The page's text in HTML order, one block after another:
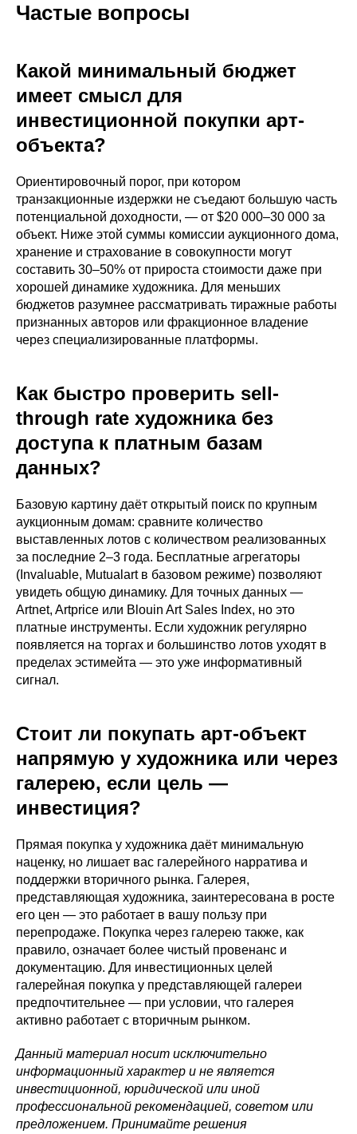
Частые вопросы
Какой минимальный бюджет
имеет смысл для
инвестиционной покупки арт-
объекта?
Ориентировочный порог, при котором
транзакционные издержки не съедают большую часть
потенциальной доходности, — от $20 000–30 000 за
объект. Ниже этой суммы комиссии аукционного дома,
хранение и страхование в совокупности могут
составить 30–50% от прироста стоимости даже при
хорошей динамике художника. Для меньших
бюджетов разумнее рассматривать тиражные работы
признанных авторов или фракционное владение
через специализированные платформы.
Как быстро проверить sell-
through rate художника без
доступа к платным базам
данных?
Базовую картину даёт открытый поиск по крупным
аукционным домам: сравните количество
выставленных лотов с количеством реализованных
за последние 2–3 года. Бесплатные агрегаторы
(Invaluable, Mutualart в базовом режиме) позволяют
увидеть общую динамику. Для точных данных —
Artnet, Artprice или Blouin Art Sales Index, но это
платные инструменты. Если художник регулярно
появляется на торгах и большинство лотов уходят в
пределах эстимейта — это уже информативный
сигнал.
Стоит ли покупать арт-объект
напрямую у художника или через
галерею, если цель —
инвестиция?
Прямая покупка у художника даёт минимальную
наценку, но лишает вас галерейного нарратива и
поддержки вторичного рынка. Галерея,
представляющая художника, заинтересована в росте
его цен — это работает в вашу пользу при
перепродаже. Покупка через галерею также, как
правило, означает более чистый провенанс и
документацию. Для инвестиционных целей
галерейная покупка у представляющей галереи
предпочтительнее — при условии, что галерея
активно работает с вторичным рынком.
Данный материал носит исключительно
информационный характер и не является
инвестиционной, юридической или иной
профессиональной рекомендацией, советом или
предложением. Принимайте решения